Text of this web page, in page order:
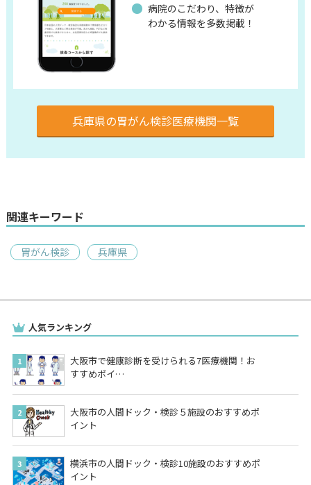
病院のこだわり、特徴が
わかる情報を多数掲載！
兵庫県の胃がん検診医療機関一覧
関連キーワード
胃がん検診 兵庫県
人気ランキング
大阪市で健康診断を受けられる7医療機関！お
すすめポイ…
大阪市の人間ドック・検診５施設のおすすめポ
イント
横浜市の人間ドック・検診10施設のおすすめポ
イント